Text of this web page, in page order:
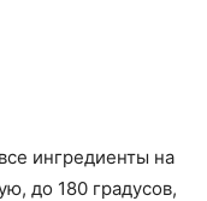
ингредиенты на
до 180 градусов,